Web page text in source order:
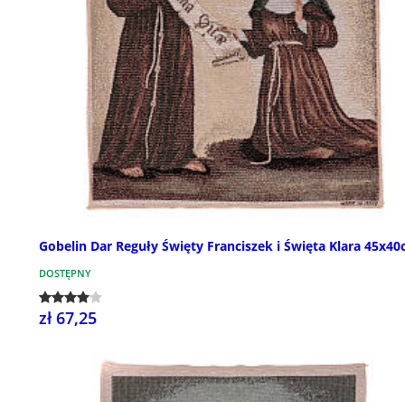
Gobelin Dar Reguły Święty Franciszek i Święta Klara
DOSTĘPNY
zł 67,25